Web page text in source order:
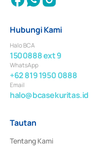
Hubungi Kami
Halo BCA
1500888 ext 9
WhatsApp
+62 819 1950 0888
Email
halo@bcasekuritas.id
Tautan
Tentang Kami